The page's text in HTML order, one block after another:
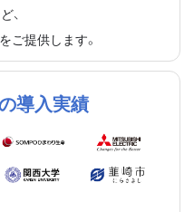
、
ご提供します。
導入実績